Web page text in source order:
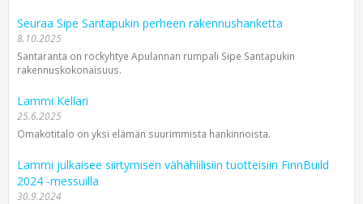
Seuraa Sipe Santapukin perheen rakennushanketta
8.10.2025
Santaranta on rockyhtye Apulannan rumpali Sipe Santapukin
rakennuskokonaisuus.
Lammi Kellari
25.6.2025
Omakotitalo on yksi elämän suurimmista hankinnoista.
Lammi julkaisee siirtymisen vähähiilisiin tuotteisiin FinnBuild
2024 -messuilla
30.9.2024